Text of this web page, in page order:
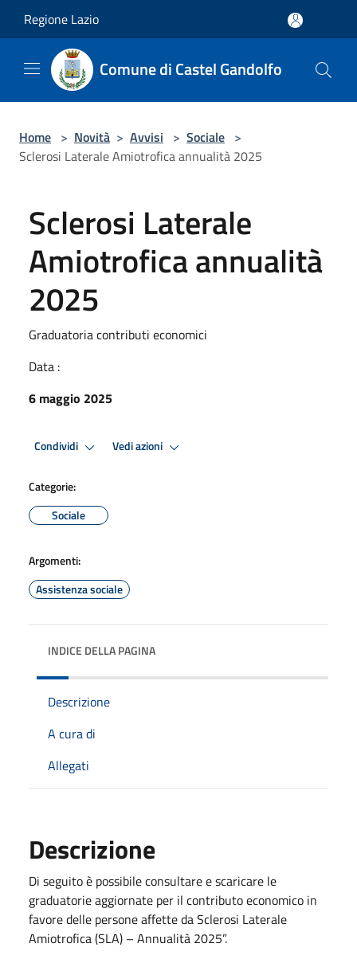
Regione Lazio
Comune di Castel Gandolfo
Home > Novità > Avvisi > Sociale >
Sclerosi Laterale Amiotrofica annualità 2025
Sclerosi Laterale
Amiotrofica annualità
2025
Graduatoria contributi economici
Data :
6 maggio 2025
Condividi Vedi azioni
Categorie:
Sociale
Argomenti:
Assistenza sociale
INDICE DELLA PAGINA
Descrizione
A cura di
Allegati
Descrizione
Di seguito è possibile consultare e scaricare le
graduatorie aggiornate per il contributo economico in
favore delle persone affette da Sclerosi Laterale
Amiotrofica (SLA) – Annualità 2025”.